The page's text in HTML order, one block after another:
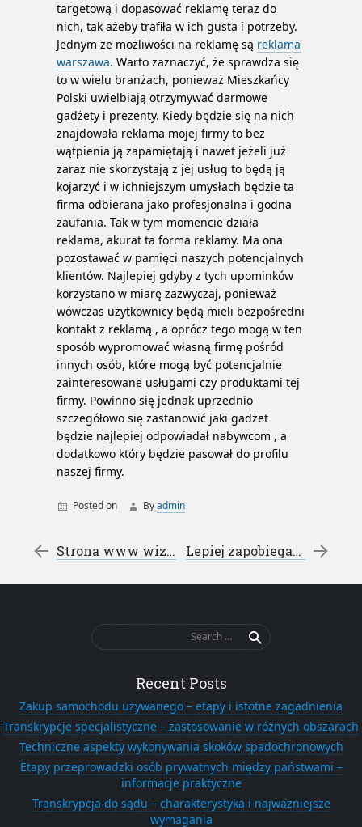
targetową i dopasować reklamę teraz do
nich, tak ażeby trafiła w ich gusta i potrzeby.
Jednym ze możliwości na reklamę są reklama
warszawa. Warto zaznaczyć, że sprawdza się
to w wielu branżach, ponieważ Mieszkańcy
Polski uwielbiają otrzymywać darmowe
gadżety i prezenty. Kiedy będzie się na nich
znajdowała reklama mojej firmy to bez
wątpienia ją zapamiętają i nawet jeżeli już
zaraz nie skorzystają z jej usług to będą ją
kojarzyć i w ichniejszym umysłach będzie ta
firma odbierana jako profesjonalna i godna
zaufania. Tak w tym momencie działa
reklama, akurat ta forma reklamy. Ma ona
pozostawać w pamięci naszych potencjalnych
klientów. Najlepiej gdyby z tych upominków
korzystano w miarę zazwyczaj, ponieważ
wówczas użytkownicy będą mieli bezpośredni
kontakt z reklamą , a oprócz tego mogą w ten
sposób wypromować własną firmę pośród
innych osób, które mogą być potencjalnie
zainteresowane usługami czy produktami tej
firmy. Powinno się jednak uprzednio
szczegółowo się zastanowić jaki gadżet
będzie najlepiej odpowiadał nabywcom , a
dodatkowo który będzie pasował do profilu
naszej firmy.
Posted on Byadmin
Post navigation
←
Strona www wizytówką naszej firmy – projektowanie stron www Lepiej zapobiegać niż leczyć – szpital w gostyniu
Search
for:
Recent Posts
Zakup samochodu używanego – etapy i istotne zagadnienia
Transkrypcje specjalistyczne – zastosowanie w różnych obszarach
Techniczne aspekty wykonywania skoków spadochronowych
Etapy przeprowadzki osób prywatnych między państwami –
informacje praktyczne
Transkrypcja do sądu – charakterystyka i najważniejsze
wymagania